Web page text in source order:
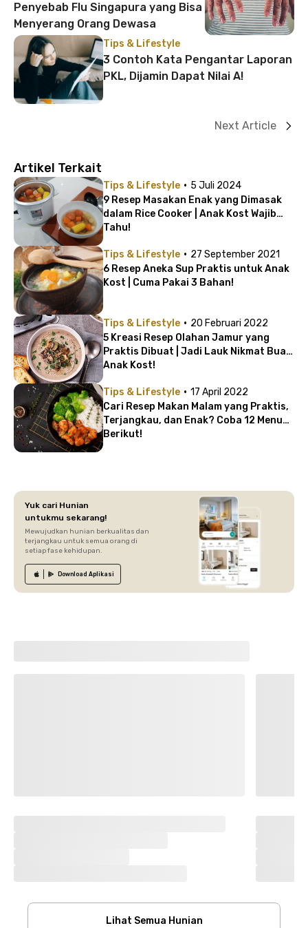
Penyebab Flu Singapura yang Bisa
Menyerang Orang Dewasa
Tips & Lifestyle
3 Contoh Kata Pengantar Laporan
PKL, Dijamin Dapat Nilai A!
Next Article
Artikel Terkait
Tips & Lifestyle · 5 Juli 2024
9 Resep Masakan Enak yang Dimasak
dalam Rice Cooker | Anak Kost Wajib
Tahu!
Tips & Lifestyle · 27 September 2021
6 Resep Aneka Sup Praktis untuk Anak
Kost | Cuma Pakai 3 Bahan!
Tips & Lifestyle · 20 Februari 2022
5 Kreasi Resep Olahan Jamur yang
Praktis Dibuat | Jadi Lauk Nikmat Buat
Anak Kost!
Tips & Lifestyle · 17 April 2022
Cari Resep Makan Malam yang Praktis,
Terjangkau, dan Enak? Coba 12 Menu
Berikut!
Yuk cari Hunian
untukmu sekarang!
Mewujudkan hunian berkualitas dan
terjangkau untuk semua orang di
setiap fase kehidupan.
Download Aplikasi
Lihat Semua Hunian